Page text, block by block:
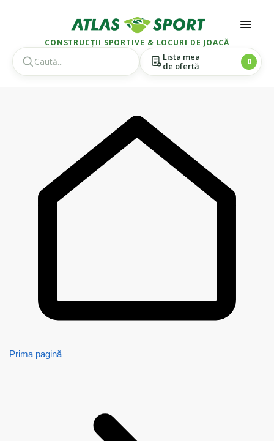
CONSTRUCȚII SPORTIVE & LOCURI DE JOACĂ
Lista mea
de ofertă
0
Prima pagină